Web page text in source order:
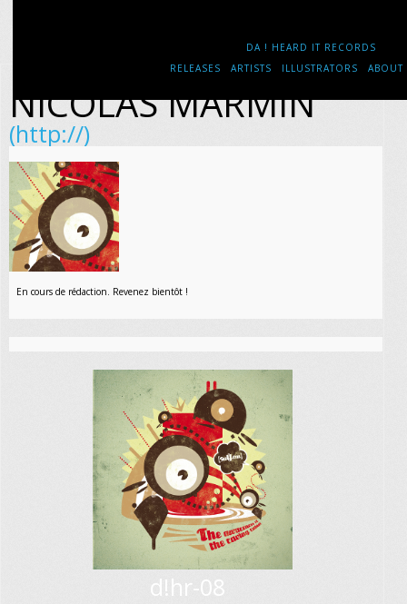
DA ! HEARD IT RECORDS
RELEASES
ARTISTS ILLUSTRATORS ABOUT
NICOLAS MARMIN
(http://)
En cours de rédaction. Revenez bientôt !
d!hr-08